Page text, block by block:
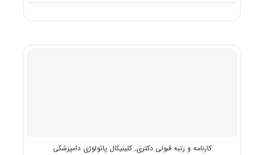
دانلود
۱۴۰۰
کارنامه و رتبه قبولی دکتری,کلینیکال پاتولوژی دامپزشکی